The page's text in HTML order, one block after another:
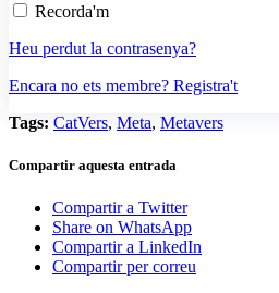
Recorda'm
Heu perdut la contrasenya?
Encara no ets membre? Registra't
Tags: CatVers, Meta, Metavers
Compartir aquesta entrada
Compartir a Twitter
Share on WhatsApp
Compartir a LinkedIn
Compartir per correu